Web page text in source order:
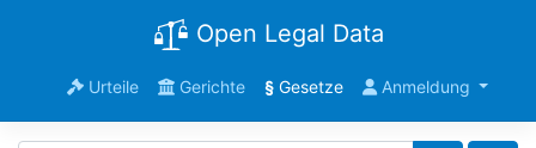
Open Legal Data
Urteile Gerichte §Gesetze Anmeldung